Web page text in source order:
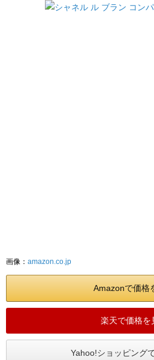
画像： amazon.co.jp
Amazonで価格
楽天で価格を
Yahoo!ショッピング